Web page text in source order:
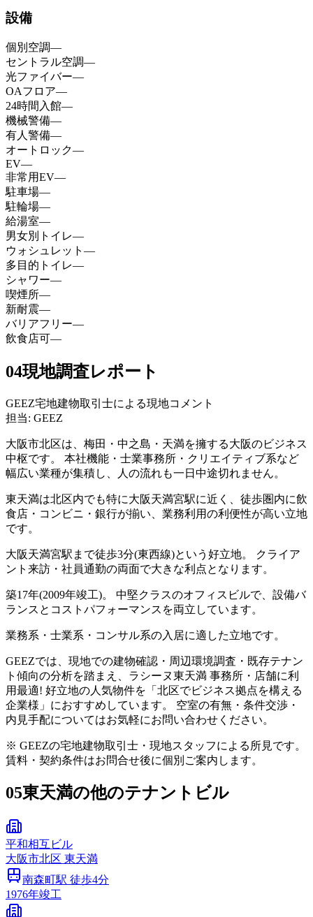
設備
個別空調—
セントラル空調—
光ファイバー—
OAフロア—
24時間入館—
機械警備—
有人警備—
オートロック—
EV—
非常用EV—
駐車場—
駐輪場—
給湯室—
男女別トイレ—
ウォシュレット —
多目的トイレ—
シャワー—
喫煙所—
新耐震—
バリアフリー—
飲食店可—
04現地調査レポート
GEEZ宅地建物取引士による現地コメント
担当: GEEZ
大阪市北区は、梅田・中之島・天満を擁する大阪のビジネス
中枢です。 本社機能・士業事務所・クリエイティブ系など
幅広い業種が集積し、人の流れも一日中途切れません。
東天満は北区内でも特に大阪天満宮駅に近く、徒歩圏内に飲
食店・コンビニ・銀行が揃い、業務利用の利便性が高い立地
です。
大阪天満宮駅まで徒歩3分(東西線)という好立地。 クライア
ント来訪・社員通勤の両面で大きな利点となります。
築17年(2009年竣工)。 中堅クラスのオフィスビルで、設備バ
ランスとコストパフォーマンスを両立しています。
業務系・士業系・コンサル系の入居に適した立地です。
GEEZでは、現地での建物確認・周辺環境調査・既存テナン
ト傾向の分析を踏まえ、ラシーヌ東天満 事務所・店舗に利
用最適! 好立地の人気物件を「北区でビジネス拠点を構える
企業様」におすすめしています。 空室の有無・条件交渉・
内見手配についてはお気軽にお問い合わせください。
※ GEEZの宅地建物取引士・現地スタッフによる所見です。
賃料・契約条件はお問合せ後に個別ご案内します。
05東天満の他のテナントビル
平和相互ビル
大阪市北区 東天満
南森町駅 徒歩4分
1976年竣工